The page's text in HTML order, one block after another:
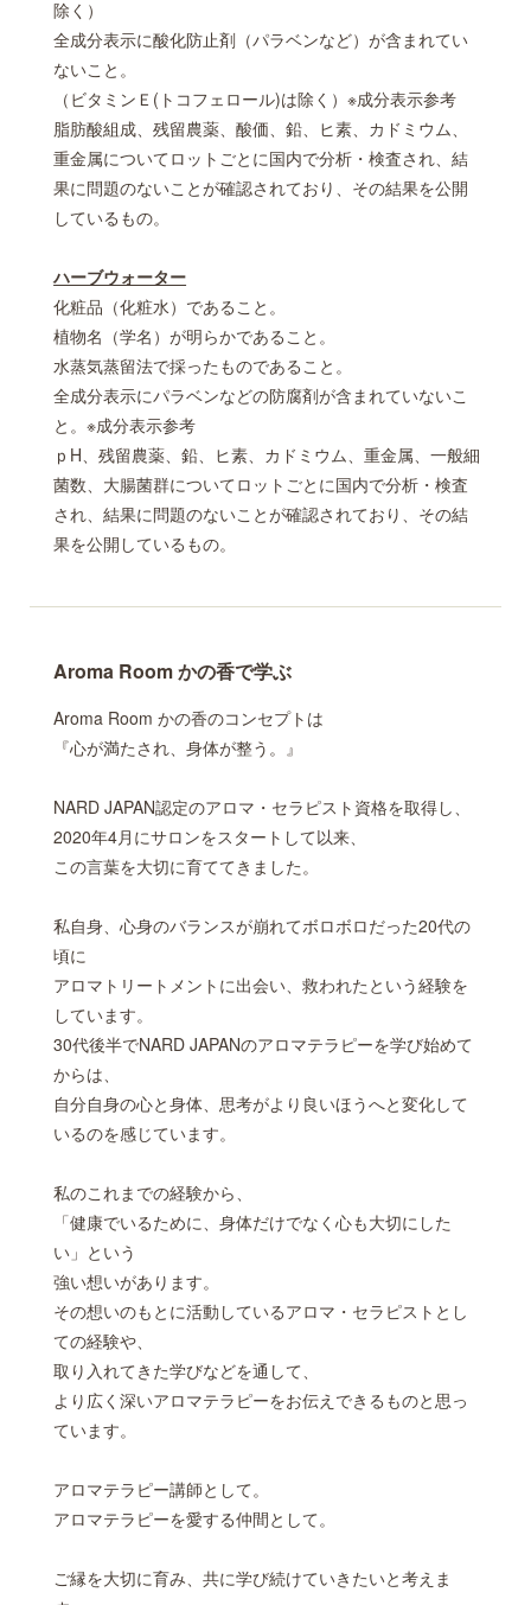
除く）
全成分表示に酸化防止剤（パラベンなど）が含まれてい
ないこと。
（ビタミンＥ(トコフェロール)は除く）※成分表示参考
脂肪酸組成、残留農薬、酸価、鉛、ヒ素、カドミウム、
重金属についてロットごとに国内で分析・検査され、結
果に問題のないことが確認されており、その結果を公開
しているもの。
ハーブウォーター
化粧品（化粧水）であること。
植物名（学名）が明らかであること。
水蒸気蒸留法で採ったものであること。
全成分表示にパラベンなどの防腐剤が含まれていないこ
と。※成分表示参考
ｐH、残留農薬、鉛、ヒ素、カドミウム、重金属、一般細
菌数、大腸菌群についてロットごとに国内で分析・検査
され、結果に問題のないことが確認されており、その結
果を公開しているもの。
Aroma Room かの香で学ぶ
Aroma Room かの香のコンセプトは
『心が満たされ、身体が整う。』
NARD JAPAN認定のアロマ・セラピスト資格を取得し、
2020年4月にサロンをスタートして以来、
この言葉を大切に育ててきました。
私自身、心身のバランスが崩れてボロボロだった20代の
頃に
アロマトリートメントに出会い、救われたという経験を
しています。
30代後半でNARD JAPANのアロマテラピーを学び始めて
からは、
自分自身の心と身体、思考がより良いほうへと変化して
いるのを感じています。
私のこれまでの経験から、
「健康でいるために、身体だけでなく心も大切にした
い」という
強い想いがあります。
その想いのもとに活動しているアロマ・セラピストとし
ての経験や、
取り入れてきた学びなどを通して、
より広く深いアロマテラピーをお伝えできるものと思っ
ています。
アロマテラピー講師として。
アロマテラピーを愛する仲間として。
ご縁を大切に育み、共に学び続けていきたいと考えま